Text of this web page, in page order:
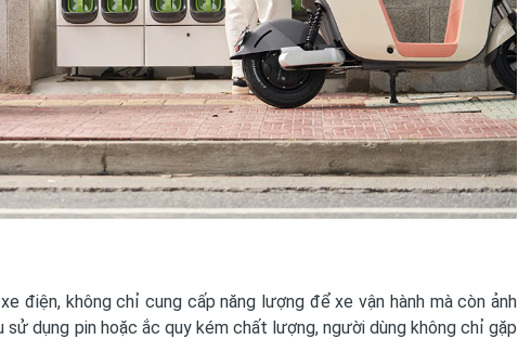
điện, không chỉ cung cấp năng lượng để xe vận hành mà còn ảnh
dụng pin hoặc ắc quy kém chất lượng, người dùng không chỉ gặp